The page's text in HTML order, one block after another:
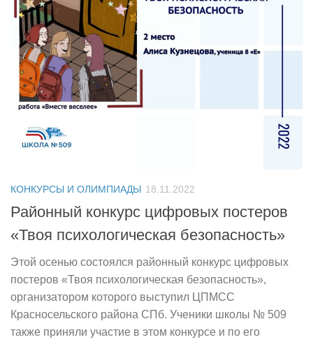
КОНКУРСЫ И ОЛИМПИАДЫ 18.11.2022
Районный конкурс цифровых постеров
«Твоя психологическая безопасность»
Этой осенью состоялся районный конкурс цифровых
постеров «Твоя психологическая безопасность»,
организатором которого выступил ЦПМСС
Красносельского района СПб. Ученики школы № 509
также приняли участие в этом конкурсе и по его